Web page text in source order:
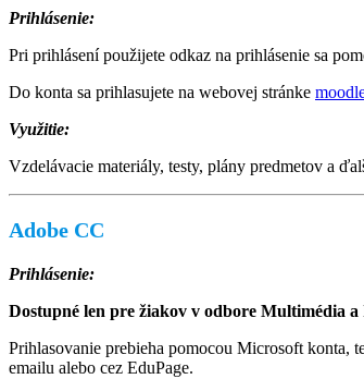
Prihlásenie:
Pri prihlásení použijete odkaz na prihlásenie sa
Do konta sa prihlasujete na webovej stránke
Využitie:
Vzdelávacie materiály, testy, plány predmetov a
Adobe CC
Prihlásenie:
Dostupné len pre žiakov v odbore Multimédia a
Prihlasovanie prebieha pomocou Microsoft konta,
emailu alebo cez EduPage.